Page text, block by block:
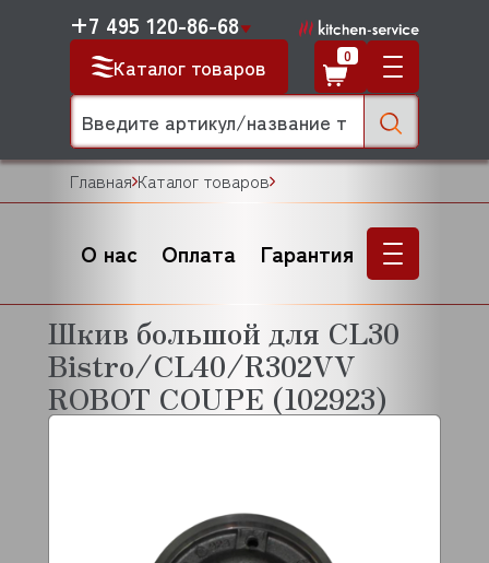
Каталог товаров
+7 495 120-86-68
0
Главная Каталог товаров
О нас Оплата Гарантия
Шкив большой для CL30
Bistro/CL40/R302VV
ROBOT COUPE (102923)